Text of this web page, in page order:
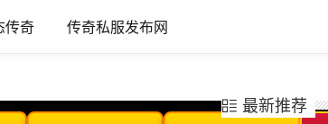
传奇 传奇私服发布网
最新推荐